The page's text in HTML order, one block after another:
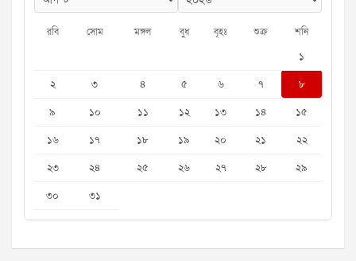
রবি সোম মঙ্গল বুধ বৃহঃ শুক্র শনি
১
২
৩ ৪ ৫ ৬ ৭
৮
৯
১০ ১১ ১২ ১৩ ১৪
১৫
১৬
১৭ ১৮ ১৯ ২০ ২১
২২
২৩
২৪ ২৫ ২৬ ২৭ ২৮
২৯
৩০
৩১